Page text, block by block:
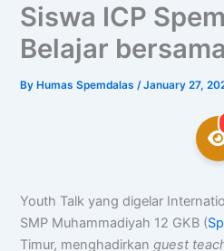
Siswa ICP
Belajar
By Humas Spemdalas/January 27,
Youth Talk yang digelar
SMP Muhammadiyah 12 GKB (
Timur, menghadirkanguest